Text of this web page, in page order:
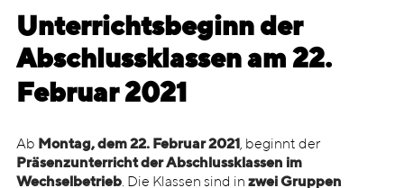
Unterrichtsbeginn der
Abschlussklassen am 22.
Februar 2021
Ab Montag, dem 22. Februar 2021, beginnt der
Präsenzunterricht der Abschlussklassen im
Wechselbetrieb. Die Klassen sind in zwei Gruppen